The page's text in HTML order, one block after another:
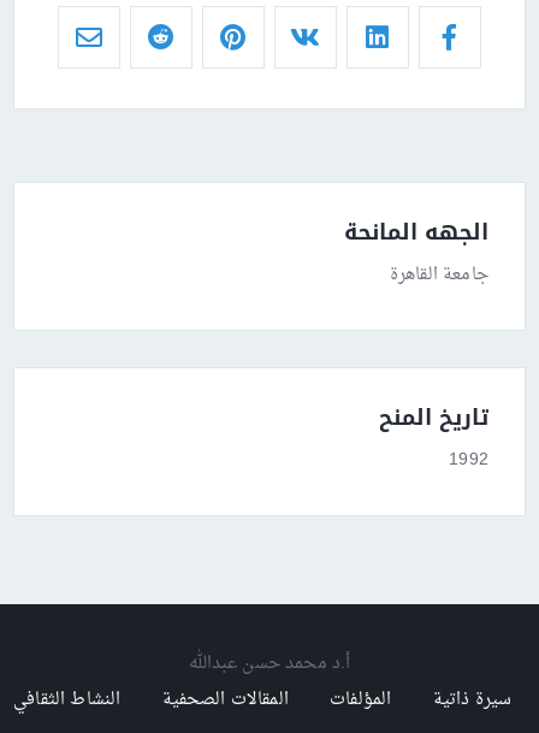
الجهه المانحة
جامعة القاهرة
تاريخ المنح
1992
أ.د محمد حسن عبدالله
سيرة ذاتية
المؤلفات المقالات الصحفية النشاط الثقافي